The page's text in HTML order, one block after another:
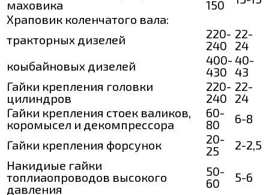
маховика
150
Храповик коленчатого вала:
тракторных дизелей
220-
240
22-
24
коыбайновых дизелей
400-
430
40-
43
Гайки крепления головки
цилиндров
220-
240
22-
24
Гайки крепления стоек валиков,
коромысел и декомпрессора
60-
80
6-8
Гайки крепления форсунок
20-
25
2-2,5
Накидиые гайки
топлиаопроводов высокого
давления
50-
60
5-6